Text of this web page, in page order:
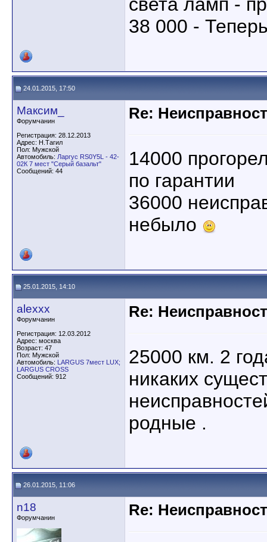
38 000 -
24.01.2015, 17:50
Максим_
Форумчанин
Регистрация: 28.12.2013
Адрес: Н.Тагил
Пол: Мужской
Автомобиль: Ларгус RS0Y5L - 42-
02К 7 мест "Серый базальт"
Сообщений: 44
Re:
14000
по гарантии
36000
небыло
25.01.2015, 14:10
alexxx
Форумчанин
Регистрация: 12.03.2012
Адрес: москва
Возраст: 47
Пол: Мужской
Автомобиль: LARGUS 7мест LUX;
LARGUS CROSS
Сообщений: 912
Re:
25000 км. 2
никаких
родные .
26.01.2015, 11:06
n18
Форумчанин Re: